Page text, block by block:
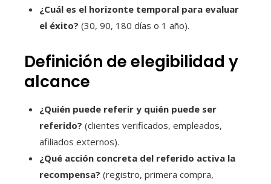
¿Cuál es el horizonte temporal para evaluar
el éxito? (30, 90, 180 días o 1 año).
Definición de elegibilidad y
alcance
¿Quién puede referir y quién puede ser
referido? (clientes verificados, empleados,
afiliados externos).
¿Qué acción concreta del referido activa la
recompensa? (registro, primera compra,